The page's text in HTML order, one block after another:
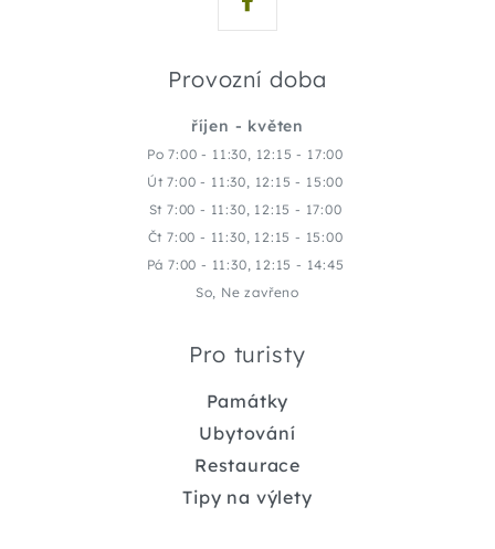
Provozní doba
říjen - květen
Po 7:00 - 11:30, 12:15 - 17:00
Út 7:00 - 11:30, 12:15 - 15:00
St 7:00 - 11:30, 12:15 - 17:00
Čt 7:00 - 11:30, 12:15 - 15:00
Pá 7:00 - 11:30, 12:15 - 14:45
So, Ne zavřeno
Pro turisty
Památky
Ubytování
Restaurace
Tipy na výlety